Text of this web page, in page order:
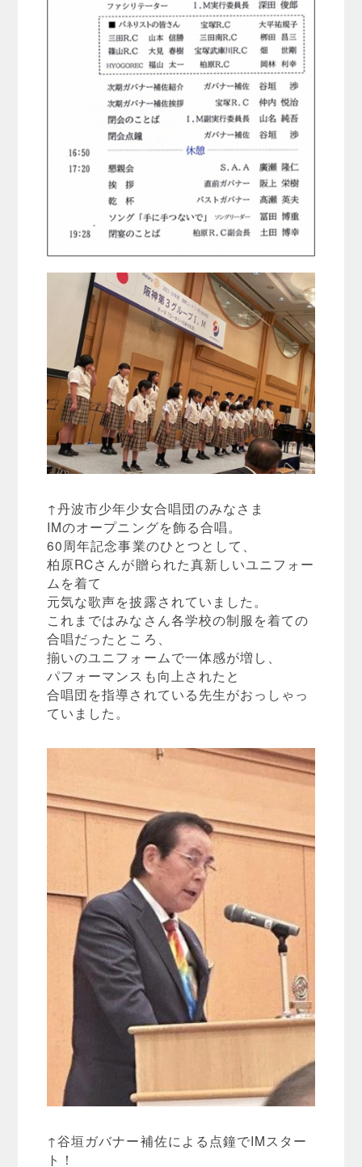
↑丹波市少年少女合唱団のみなさま
IMのオープニングを飾る合唱。
60周年記念事業のひとつとして、
柏原RCさんが贈られた真新しいユニフォー
ムを着て
元気な歌声を披露されていました。
これまではみなさん各学校の制服を着ての
合唱だったところ、
揃いのユニフォームで一体感が増し、
パフォーマンスも向上されたと
合唱団を指導されている先生がおっしゃっ
ていました。
↑谷垣ガバナー補佐による点鐘でIMスター
ト！